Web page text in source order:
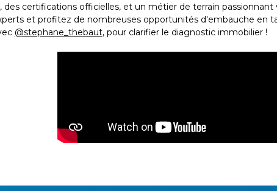
des certifications officielles, et un métier de terrain
et profitez de nombreuses opportunités d'embauche en
@stephane_thebaut, pour clarifier le diagnostic immobilier !